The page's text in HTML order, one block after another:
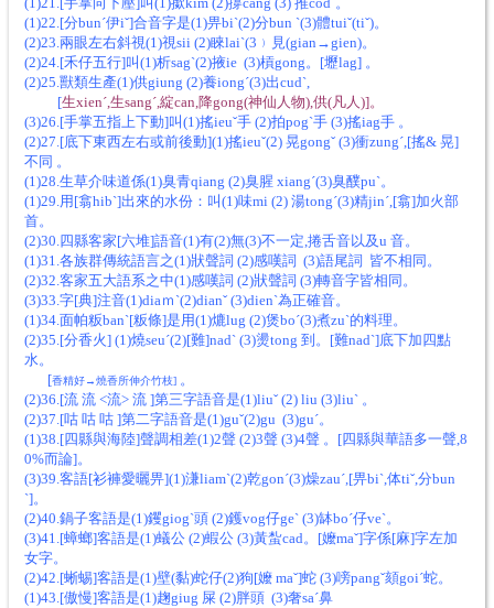
(1)22.[分bunˊ伊iˇ]合音字是(1)畀biˋ(2)分bun ˋ(3)體tuiˇ(tiˇ)。
(2)23.兩眼左右斜視(1)視sii (2)睞laiˋ(3﹚見(gian→gien)。
(2)24.[禾仔五行]叫(1)析sagˋ(2)掖ie (3)槓gong。[壢lag] 。
(2)25.獸類生產(1)供giung (2)養iongˊ(3)出cudˋ,
[生xienˊ,生sangˊ,綻can,降gong(神仙人物),供(凡人)]。
(3)26.[手掌五指上下動]叫(1)搖ieuˇ手 (2)拍pogˋ手 (3)搖iag手 。
(2)27.[底下東西左右或前後動](1)搖ieuˇ(2) 晃gongˇ (3)衝zungˊ,[搖& 晃]
不同 。
(1)28.生草介味道係(1)臭青qiang (2)臭腥 xiangˊ(3)臭醭puˋ。
(1)29.用[翕hibˋ]出來的水份：叫(1)味mi (2) 湯tongˊ(3)精jinˊ,[翕]加火部
首。
(2)30.四縣客家[六堆]語音(1)有(2)無(3)不一定,捲舌音以及u 音。
(1)31.各族群傳統語言之(1)狀聲詞 (2)感嘆詞 (3)語尾詞 皆不相同。
(2)32.客家五大語系之中(1)感嘆詞 (2)狀聲詞 (3)轉音字皆相同。
(3)33.字[典]注音(1)diaｍˋ(2)dianˇ (3)dienˋ為正確音。
(1)34.面帕粄banˋ[粄條]是用(1)熝lug (2)煲boˊ(3)煮zuˋ的料理。
(2)35.[分香火] (1)燒seuˊ(2)[難]nadˋ (3)燙tong 到。[難nadˋ]底下加四點
水。
[香精好→燒香所伸介竹枝] 。
(2)36.[流 流 <流> 流 ]第三字語音是(1)liuˇ (2) liu (3)liuˋ 。
(2)37.[咕 咕 咕 ]第二字語音是(1)guˇ(2)gu (3)guˊ。
(1)38.[四縣與海陸]聲調相差(1)2聲 (2)3聲 (3)4聲 。[四縣與華語多一聲,8
0%而論]。
(3)39.客語[衫褲愛曬畀](1)溓liamˋ(2)乾gonˊ(3)燥zauˊ,[畀biˋ,体tiˇ,分bun
ˋ]。
(2)40.鍋子客語是(1)钁giogˋ頭 (2)鑊vog仔geˋ (3)缽boˊ仔veˋ。
(3)41.[蟑螂]客語是(1)蟻公 (2)蝦公 (3)黃蚻cad。[嬤maˇ]字係[麻]字左加
女字。
(2)42.[蜥蜴]客語是(1)壁(黏)蛇仔(2)狗[嬤 maˇ]蛇 (3)嗙pangˇ頦goiˊ蛇。
(1)43.[傲慢]客語是(1)趜giug 屎 (2)胖頭 (3)奢saˊ鼻